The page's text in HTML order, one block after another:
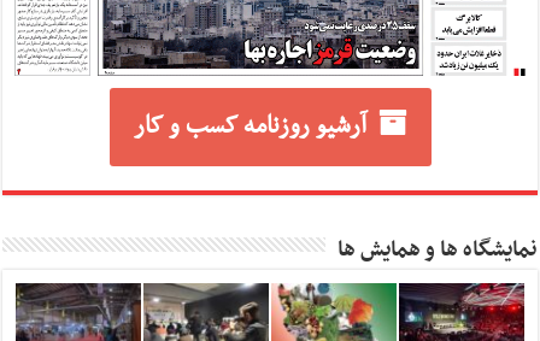
آرشیو روزنامه کسب و کار
نمایشگاه ها و همایش ها